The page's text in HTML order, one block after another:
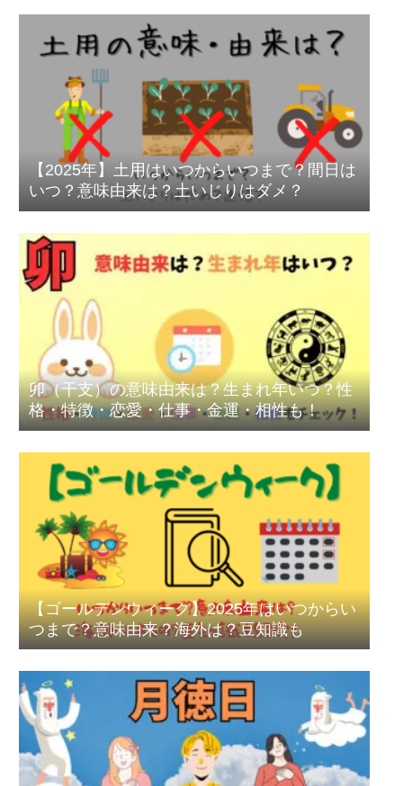
【2025年】土用はいつからいつまで？間日は
いつ？意味由来は？土いじりはダメ？
卯（干支）の意味由来は？生まれ年いつ？性
格・特徴・恋愛・仕事・金運・相性も！
【ゴールデンウィーク】2025年はいつからい
つまで？意味由来？海外は？豆知識も